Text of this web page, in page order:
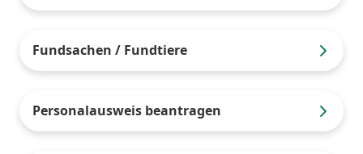
Fundsachen / Fundtiere
Personalausweis beantragen